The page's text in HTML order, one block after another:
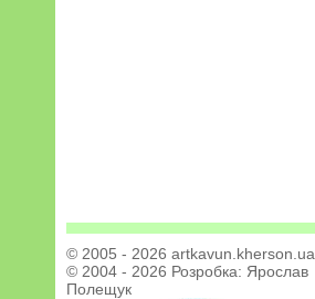
© 2005 - 2026 artkavun.kherson.ua
© 2004 - 2026 Розробка: Ярослав
Полещук